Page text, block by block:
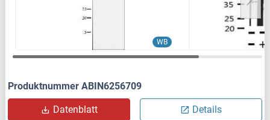
WB
Produktnummer ABIN6256709
Datenblatt Details